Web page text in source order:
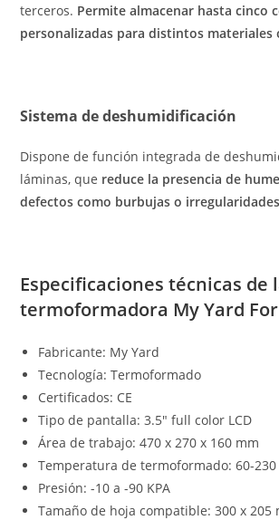
terceros. Permite almacenar hasta cinco
personalizadas para distintos materiales
Sistema de deshumidificación
Dispone de función integrada de
láminas, que reduce la presencia de
defectos como burbujas o
Especificaciones técnicas de
termoformadora My Yard
Fabricante: My Yard
Tecnología: Termoformado
Certificados: CE
Tipo de pantalla: 3.5″ full color LCD
Área de trabajo: 470 x 270 x 160 mm
Temperatura de termoformado: 60-230
Presión: -10 a -90 KPA
Tamaño de hoja compatible: 300 x 205